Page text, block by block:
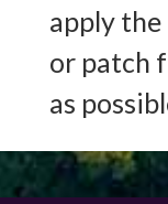
apply
or patch
as